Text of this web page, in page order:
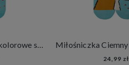
Miłośniczka Blond - kolorowe skarpetki na Walentynki
24,99 zł